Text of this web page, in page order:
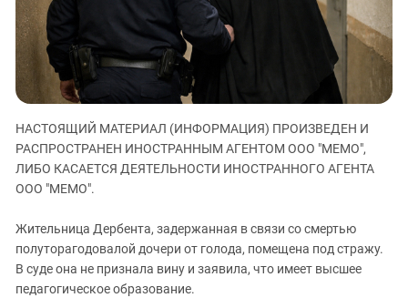
ЗАСТАВЛЯЕТ
КАВКАЗ ЗА ПАЛЕСТИНУ
ИНАКОМЫСЛИЕ В ЧЕЧНЕ
ПРЕСЛЕДОВАНИЕ АКТИВИСТОВ
МОБИЛИЗАЦИЯ И ПРОТЕСТЫ
Дагестан
Ингушетия
Кабардино-Балкария
Калмыкия
Карачаево-Черкесия
Краснодарский край
Нагорный Карабах
Ростовская область
Северная Осетия - Алания
СКФО
НАСТОЯЩИЙ МАТЕРИАЛ (ИНФОРМАЦИЯ) ПРОИЗВЕДЕН И
РАСПРОСТРАНЕН ИНОСТРАННЫМ АГЕНТОМ ООО "МЕМО",
ЛИБО КАСАЕТСЯ ДЕЯТЕЛЬНОСТИ ИНОСТРАННОГО АГЕНТА
ООО "МЕМО".
Жительница Дербента, задержанная в связи со смертью
полуторагодовалой дочери от голода, помещена под стражу.
В суде она не признала вину и заявила, что имеет высшее
педагогическое образование.